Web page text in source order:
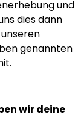
und
dies dann
genannten
wir deine